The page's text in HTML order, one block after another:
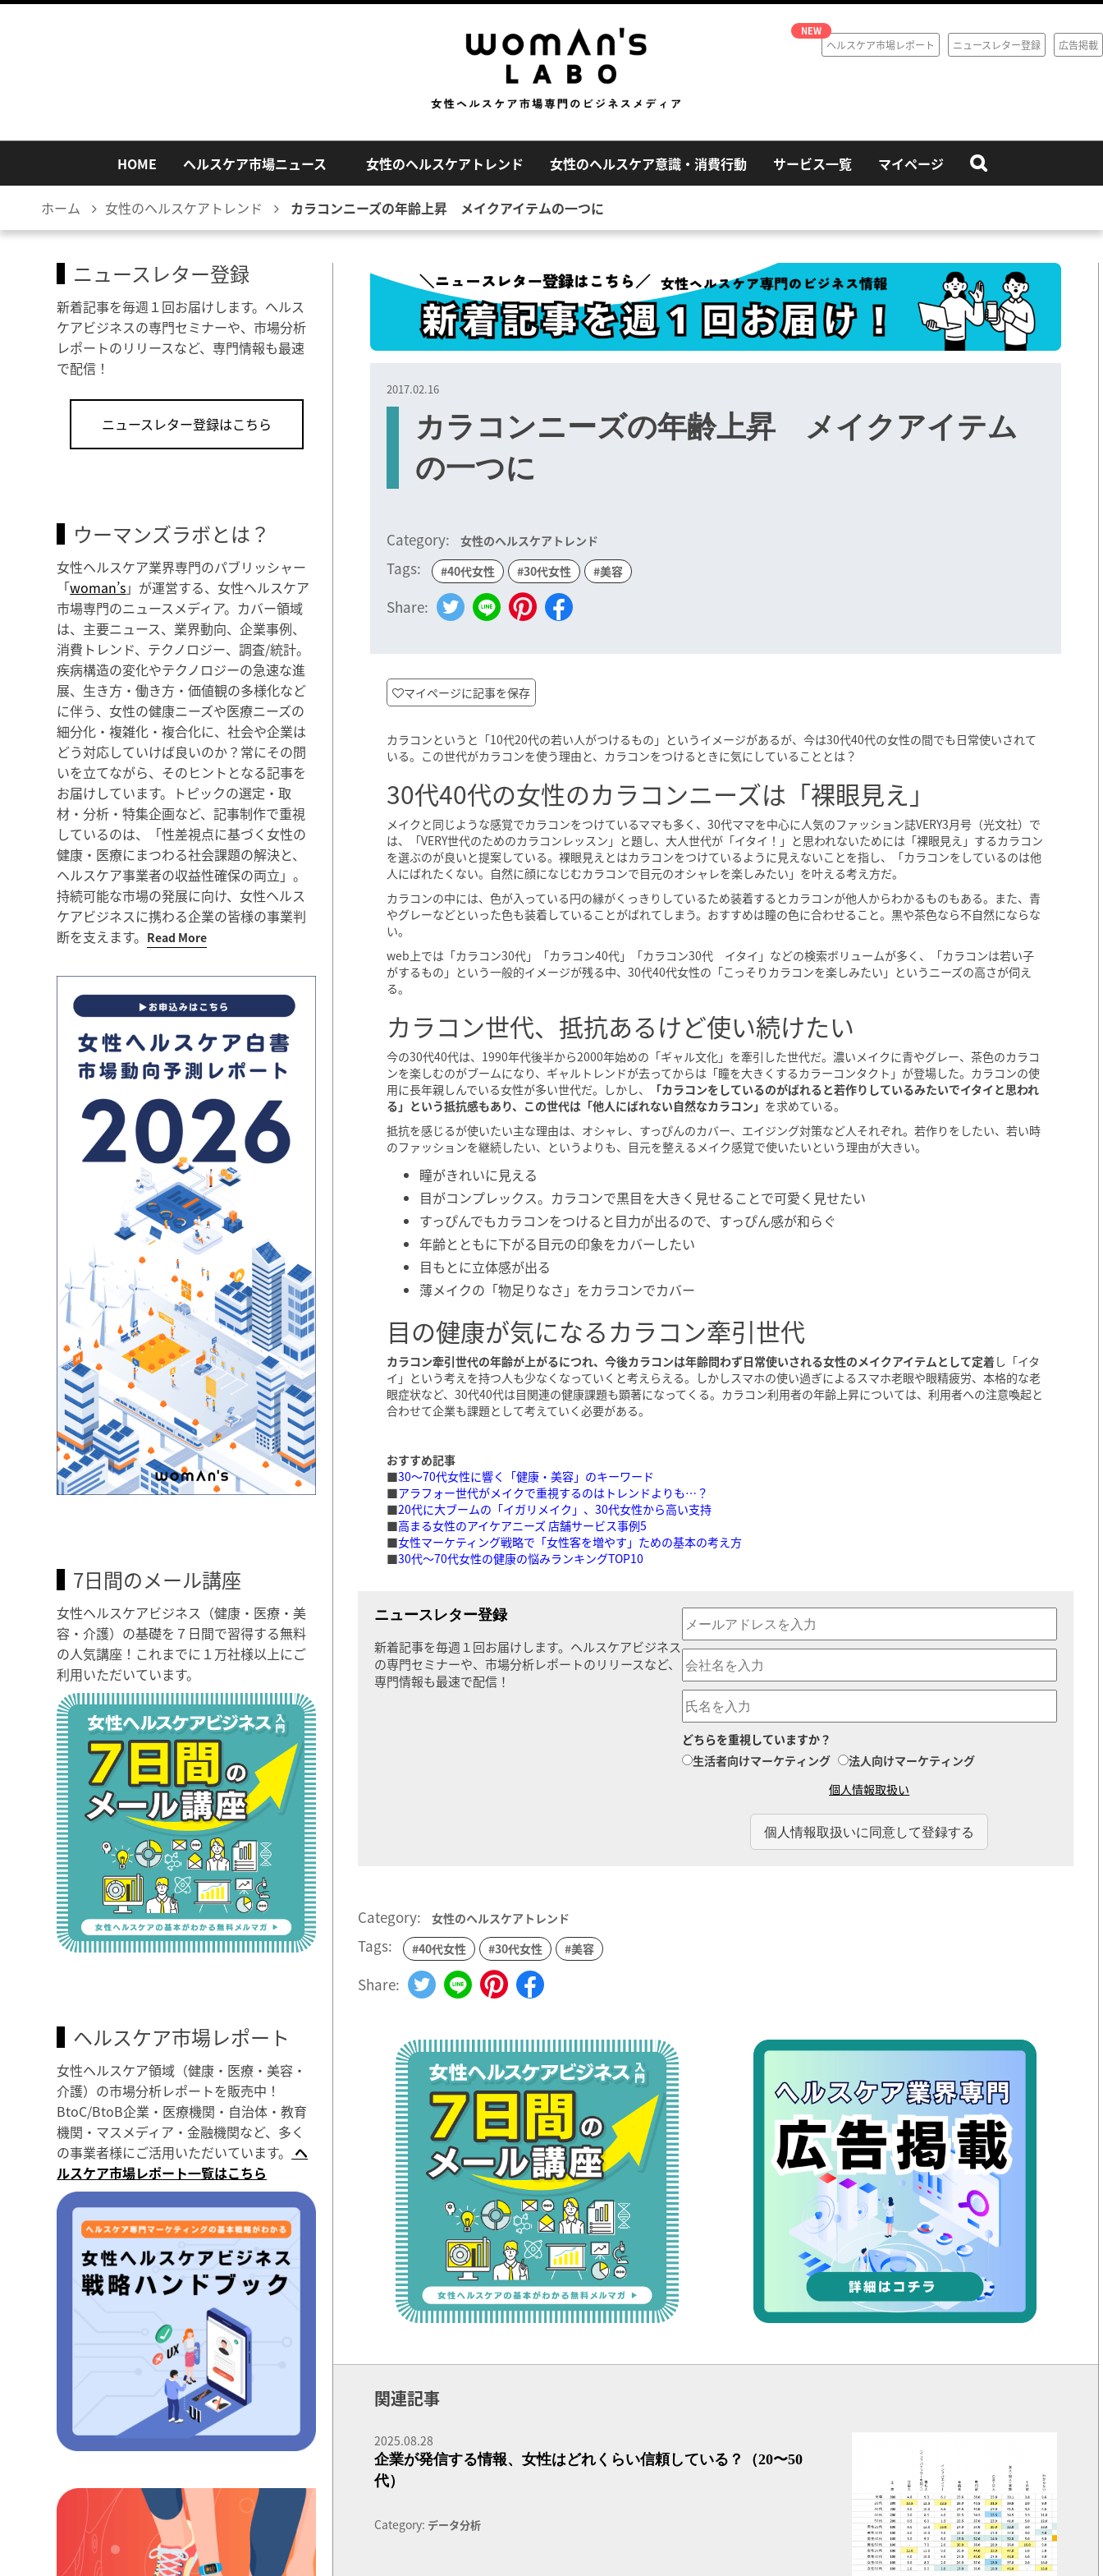
ヘルスケア市場レポート ニュースレター登録 広告掲載
HOME ヘルスケア市場ニュース 女性のヘルスケアトレンド 女性のヘルスケア意識・消費行動 サービス一覧 マイページ
ホーム 女性のヘルスケアトレンド カラコンニーズの年齢上昇 メイクアイテムの一つに
2017.02.16
カラコンニーズの年齢上昇 メイクアイテム
の一つに
Category: 女性のヘルスケアトレンド
Tags: #40代女性 #30代女性 #美容
Share:
マイページに記事を保存
カラコンというと「10代20代の若い人がつけるもの」というイメージがあるが、今は30代40代の女性の間でも日常使いされて
いる。この世代がカラコンを使う理由と、カラコンをつけるときに気にしていることとは？
30代40代の女性のカラコンニーズは「裸眼見え」
メイクと同じような感覚でカラコンをつけているママも多く、30代ママを中心に人気のファッション誌VERY3月号（光文社）で
は、「VERY世代のためのカラコンレッスン」と題し、大人世代が「イタイ！」と思われないためには「裸眼見え」するカラコン
を選ぶのが良いと提案している。裸眼見えとはカラコンをつけているように見えないことを指し、「カラコンをしているのは他
人にばれたくない。自然に顔になじむカラコンで目元のオシャレを楽しみたい」を叶える考え方だ。
カラコンの中には、色が入っている円の縁がくっきりしているため装着するとカラコンが他人からわかるものもある。また、青
やグレーなどといった色も装着していることがばれてしまう。おすすめは瞳の色に合わせること。黒や茶色なら不自然にならな
い。
web上では「カラコン30代」「カラコン40代」「カラコン30代 イタイ」などの検索ボリュームが多く、「カラコンは若い子
がするもの」という一般的イメージが残る中、30代40代女性の「こっそりカラコンを楽しみたい」というニーズの高さが伺え
る。
カラコン世代、抵抗あるけど使い続けたい
今の30代40代は、1990年代後半から2000年始めの「ギャル文化」を牽引した世代だ。濃いメイクに青やグレー、茶色のカラコ
ンを楽しむのがブームになり、ギャルトレンドが去ってからは「瞳を大きくするカラーコンタクト」が登場した。カラコンの使
用に長年親しんでいる女性が多い世代だ。しかし、
「カラコンをしているのがばれると若作りしているみたいでイタイと思われ
る」という抵抗感もあり、この世代は「他人にばれない自然なカラコン」 を求めている。
抵抗を感じるが使いたい主な理由は、オシャレ、すっぴんのカバー、エイジング対策など人それぞれ。若作りをしたい、若い時
のファッションを継続したい、というよりも、目元を整えるメイク感覚で使いたいという理由が大きい。
瞳がきれいに見える
目がコンプレックス。カラコンで黒目を大きく見せることで可愛く見せたい
すっぴんでもカラコンをつけると目力が出るので、すっぴん感が和らぐ
年齢とともに下がる目元の印象をカバーしたい
目もとに立体感が出る
薄メイクの「物足りなさ」をカラコンでカバー
目の健康が気になるカラコン牽引世代
カラコン牽引世代の年齢が上がるにつれ、今後カラコンは年齢問わず日常使いされる女性のメイクアイテムとして定着し「イタ
イ」という考えを持つ人も少なくなっていくと考えらえる。しかしスマホの使い過ぎによるスマホ老眼や眼精疲労、本格的な老
眼症状など、30代40代は目関連の健康課題も顕著になってくる。カラコン利用者の年齢上昇については、利用者への注意喚起と
合わせて企業も課題として考えていく必要がある。
おすすめ記事
■30～70代女性に響く「健康・美容」のキーワード
■アラフォー世代がメイクで重視するのはトレンドよりも…？
■20代に大ブームの「イガリメイク」、30代女性から高い支持
■高まる女性のアイケアニーズ 店舗サービス事例5
■女性マーケティング戦略で「女性客を増やす」ための基本の考え方
■30代～70代女性の健康の悩みランキングTOP10
ニュースレター登録
新着記事を毎週１回お届けします。ヘルスケアビジネス
の専門セミナーや、市場分析レポートのリリースなど、
専門情報も最速で配信！
どちらを重視していますか？
生活者向けマーケティング
法人向けマーケティング
個人情報取扱い
Category: 女性のヘルスケアトレンド
Tags: #40代女性 #30代女性 #美容
Share:
関連記事
2025.08.28
企業が発信する情報、女性はどれくらい信頼している？（20〜50
代）
Category: データ分析
ニュースレター登録
新着記事を毎週１回お届けします。ヘルス
ケアビジネスの専門セミナーや、市場分析
レポートのリリースなど、専門情報も最速
で配信！
ニュースレター登録はこちら
ウーマンズラボとは？
女性ヘルスケア業界専門のパブリッシャー
「woman’s」が運営する、女性ヘルスケア
市場専門のニュースメディア。カバー領域
は、主要ニュース、業界動向、企業事例、
消費トレンド、テクノロジー、調査/統計。
疾病構造の変化やテクノロジーの急速な進
展、生き方・働き方・価値観の多様化など
に伴う、女性の健康ニーズや医療ニーズの
細分化・複雑化・複合化に、社会や企業は
どう対応していけば良いのか？常にその問
いを立てながら、そのヒントとなる記事を
お届けしています。トピックの選定・取
材・分析・特集企画など、記事制作で重視
しているのは、「性差視点に基づく女性の
健康・医療にまつわる社会課題の解決と、
ヘルスケア事業者の収益性確保の両立」。
持続可能な市場の発展に向け、女性ヘルス
ケアビジネスに携わる企業の皆様の事業判
断を支えます。 Read More
7日間のメール講座
女性ヘルスケアビジネス（健康・医療・美
容・介護）の基礎を７日間で習得する無料
の人気講座！これまでに１万社様以上にご
利用いただいています。
ヘルスケア市場レポート
女性ヘルスケア領域（健康・医療・美容・
介護）の市場分析レポートを販売中！
BtoC/BtoB企業・医療機関・自治体・教育
機関・マスメディア・金融機関など、多く
の事業者様にご活用いただいています。 ヘ
ルスケア市場レポート一覧はこちら